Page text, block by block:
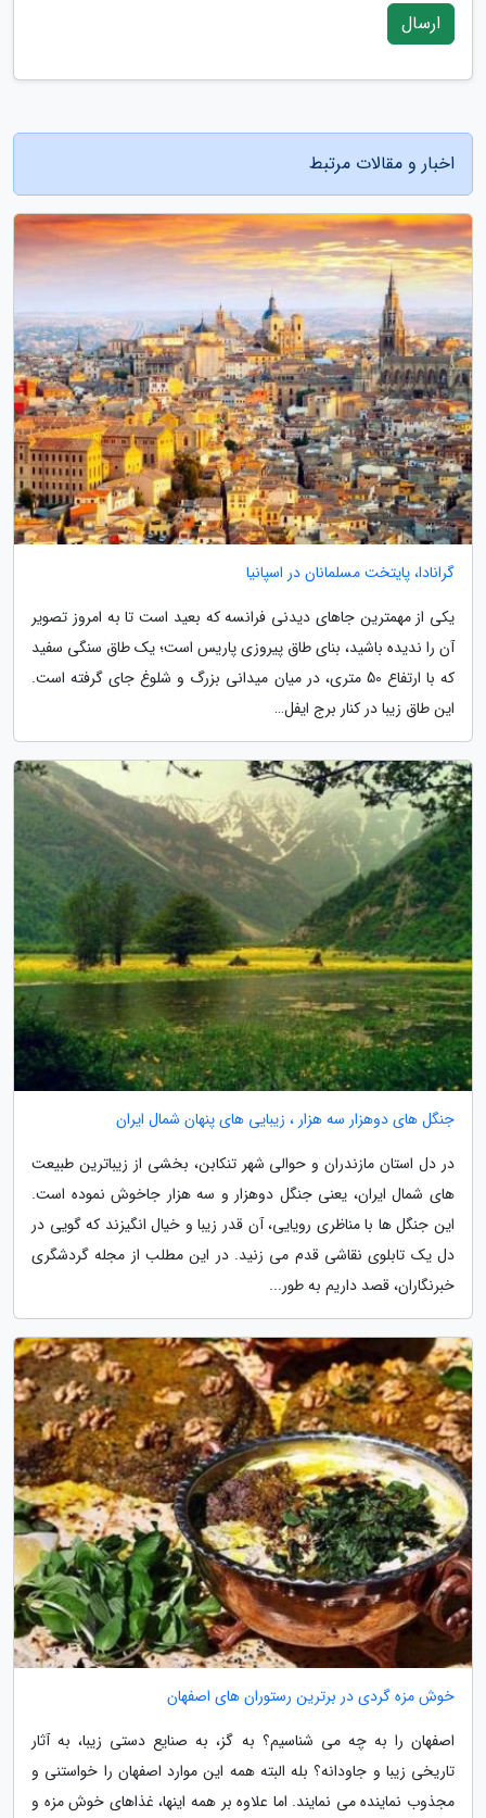
ارسال
اخبار و مقالات مرتبط
گرانادا، پایتخت مسلمانان در اسپانیا
یکی از مهمترین جاهای دیدنی فرانسه که بعید است تا به امروز تصویر
آن را ندیده باشید، بنای طاق پیروزی پاریس است؛ یک طاق سنگی سفید
که با ارتفاع 50 متری، در میان میدانی بزرگ و شلوغ جای گرفته است.
این طاق زیبا در کنار برج ایفل…
جنگل های دوهزار سه هزار ، زیبایی های پنهان شمال ایران
در دل استان مازندران و حوالی شهر تنکابن، بخشی از زیباترین طبیعت
های شمال ایران، یعنی جنگل دوهزار و سه هزار جاخوش نموده است.
این جنگل ها با مناظری رویایی، آن قدر زیبا و خیال انگیزند که گویی در
دل یک تابلوی نقاشی قدم می زنید. در این مطلب از مجله گردشگری
خبرنگاران، قصد داریم به طور...
خوش مزه گردی در برترین رستوران های اصفهان
اصفهان را به چه می شناسیم؟ به گز، به صنایع دستی زیبا، به آثار
تاریخی زیبا و جاودانه؟ بله البته همه این موارد اصفهان را خواستنی و
مجذوب نماینده می نمایند. اما علاوه بر همه اینها، غذاهای خوش مزه و